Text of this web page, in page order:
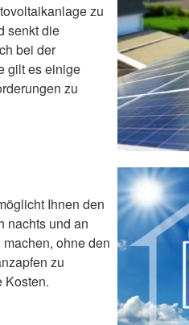
zu
senkt die
bei der
gilt es einige
zu
Ihnen den
nachts und an
ohne den
zu
Kosten.